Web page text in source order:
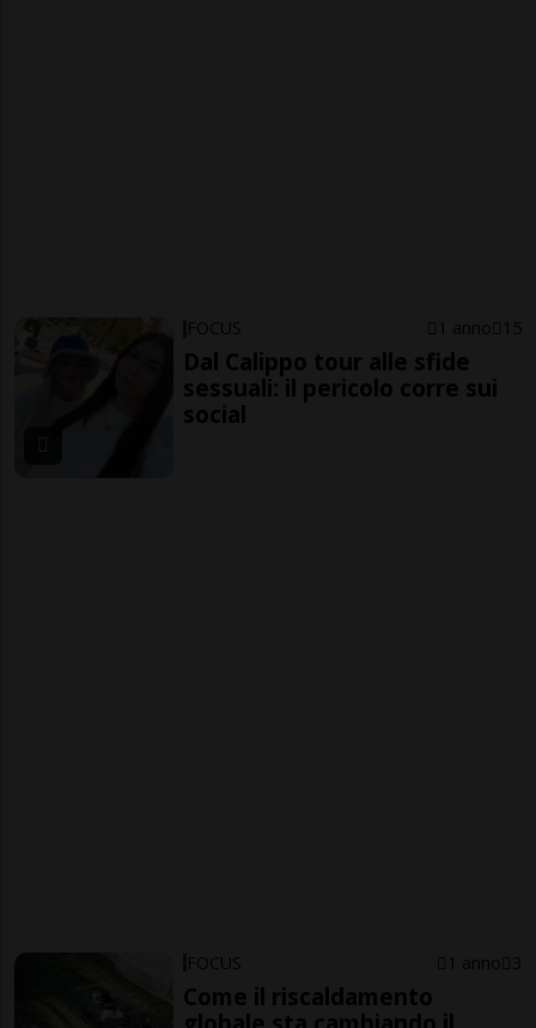
FOCUS 1 anno 15
Dal Calippo tour alle sfide
sessuali: il pericolo corre sui
social
FOCUS 1 anno 3
Come il riscaldamento